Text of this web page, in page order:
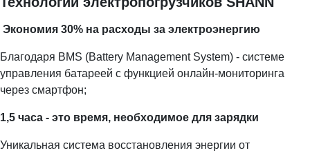
Экономия 30% на расходы за электроэнергию
Благодаря BMS (Battery Management System) - системе
управления батареей с функцией онлайн-мониторинга
через смартфон;
1,5 часа - это время, необходимое для зарядки
Уникальная система восстановления энергии от